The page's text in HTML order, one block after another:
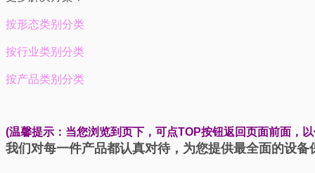
按形态类别分类
按行业类别分类
按产品类别分类
(温馨提示：当您浏览到页下，可点TOP按钮返回页面前面，
我们对每一件产品都认真对待，为您提供最全面的设备